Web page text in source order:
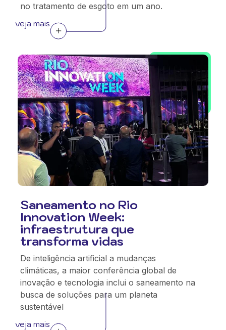
no tratamento de esgoto em um ano.
veja mais
Saneamento no Rio
Innovation Week:
infraestrutura que
transforma vidas
De inteligência artificial a mudanças
climáticas, a maior conferência global de
inovação e tecnologia inclui o saneamento na
busca de soluções para um planeta
sustentável
veja mais